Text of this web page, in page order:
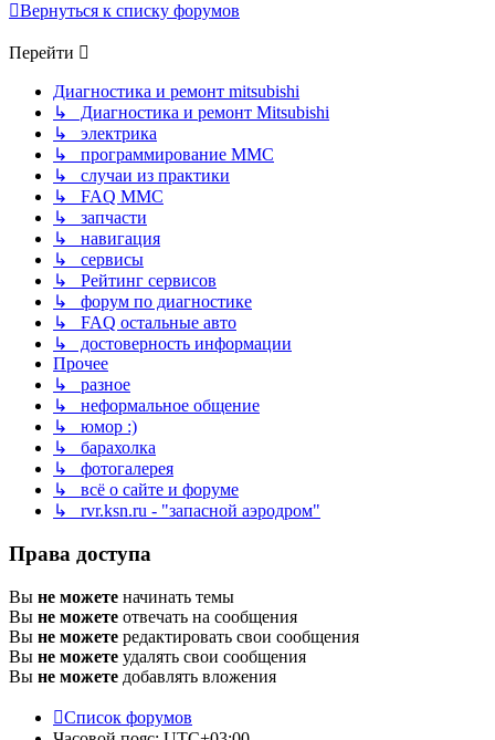
Вернуться к списку форумов
Перейти
Диагностика и ремонт mitsubishi
↳ Диагностика и ремонт Mitsubishi
↳ электрика
↳ программирование MMC
↳ случаи из практики
↳ FAQ MMC
↳ запчасти
↳ навигация
↳ сервисы
↳ Рейтинг сервисов
↳ форум по диагностике
↳ FAQ остальные авто
↳ достоверность информации
Прочее
↳ разное
↳ неформальное общение
↳ юмор :)
↳ барахолка
↳ фотогалерея
↳ всё о сайте и форуме
↳ rvr.ksn.ru - "запасной аэродром"
Права доступа
Вы не можете начинать темы
Вы не можете отвечать на сообщения
Вы не можете редактировать свои сообщения
Вы не можете удалять свои сообщения
Вы не можете добавлять вложения
Список форумов